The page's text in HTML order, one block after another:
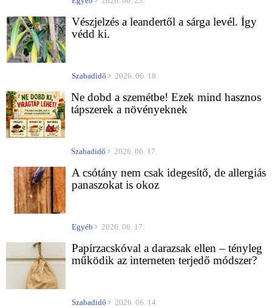
Vészjelzés a leandertől a sárga levél. Így
védd ki.
Szabadidő 2026. 06. 18.
Ne dobd a szemétbe! Ezek mind hasznos
tápszerek a növényeknek
Szabadidő 2026. 06. 17.
A csótány nem csak idegesítő, de allergiás
panaszokat is okoz
Egyéb 2026. 06. 17.
Papírzacskóval a darazsak ellen – tényleg
működik az interneten terjedő módszer?
Szabadidő 2026. 06. 14.